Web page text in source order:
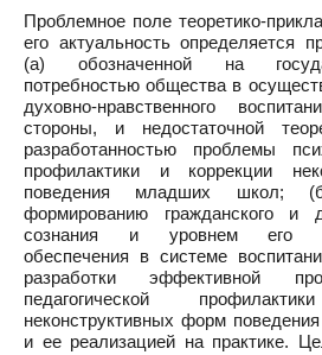
Проблемное поле теоретико-
его актуальность определяется
(а) обозначенной на
потребностью общества в
духовно-нравственного
стороны, и недостаточной
разработанностью проблемы
профилактики и коррекции
поведения младших школ;
формированию гражданского и
сознания и уровнем его
обеспечения в системе
разработки эффективной
педагогической
неконструктивных форм
и ее реализацией на практике.